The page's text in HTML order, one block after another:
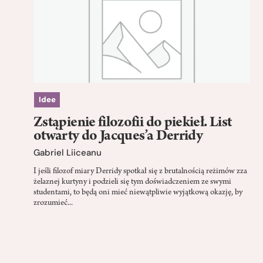
Idee
Zstąpienie filozofii do piekieł. List
otwarty do Jacques’a Derridy
Gabriel Liiceanu
I jeśli filozof miary Derridy spotkał się z brutalnością reżimów zza
żelaznej kurtyny i podzieli się tym doświadczeniem ze swymi
studentami, to będą oni mieć niewątpliwie wyjątkową okazję, by
zrozumieć...